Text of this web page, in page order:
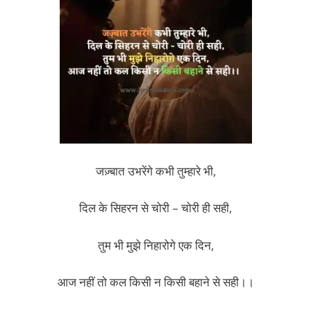
जज़्बात उभरेंगे कभी तुम्हारे भी,
दिल के सिहरन से चोरी – चोरी ही सही,
तुम भी मुझे निहारोगे एक दिन,
आज नहीं तो कल किसी न किसी बहाने से सही।।